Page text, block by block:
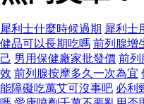
犀利士什麼時候過期 犀利士
健品可以長期吃嗎 前列腺增
己 男用保健廠家批發價 前列
效 前列腺按摩多久一次為宜
能障礙吃萬艾可沒事吧 必利